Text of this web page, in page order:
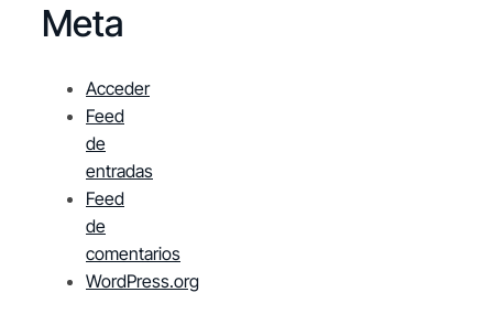
Meta
Acceder
Feed
de
entradas
Feed
de
comentarios
WordPress.org